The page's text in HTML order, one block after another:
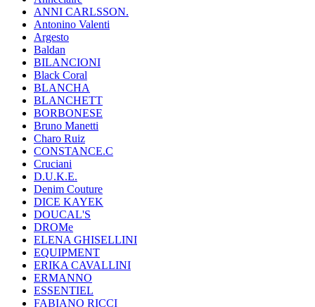
ANNI CARLSSON.
Antonino Valenti
Argesto
Baldan
BILANCIONI
Black Coral
BLANCHA
BLANCHETT
BORBONESE
Bruno Manetti
Charo Ruiz
CONSTANCE.C
Cruciani
D.U.K.E.
Denim Couture
DICE KAYEK
DOUCAL'S
DROMe
ELENA GHISELLINI
EQUIPMENT
ERIKA CAVALLINI
ERMANNO
ESSENTIEL
FABIANO RICCI